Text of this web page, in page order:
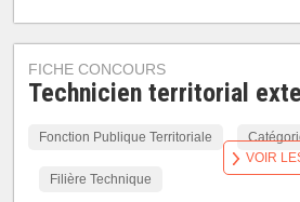
FICHE CONCOURS
Technicien territorial
Fonction Publique Territoriale
Filière Technique
VOIR